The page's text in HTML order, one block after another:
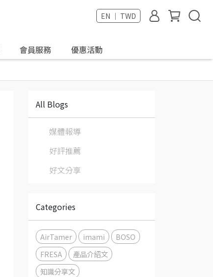
EN ｜ TWD
會員服務 優惠活動
All Blogs
媒體報導
好評推薦
好文分享
Categories
AirTamer imami
BOSO
FRESA
產品介紹文
知識分享文